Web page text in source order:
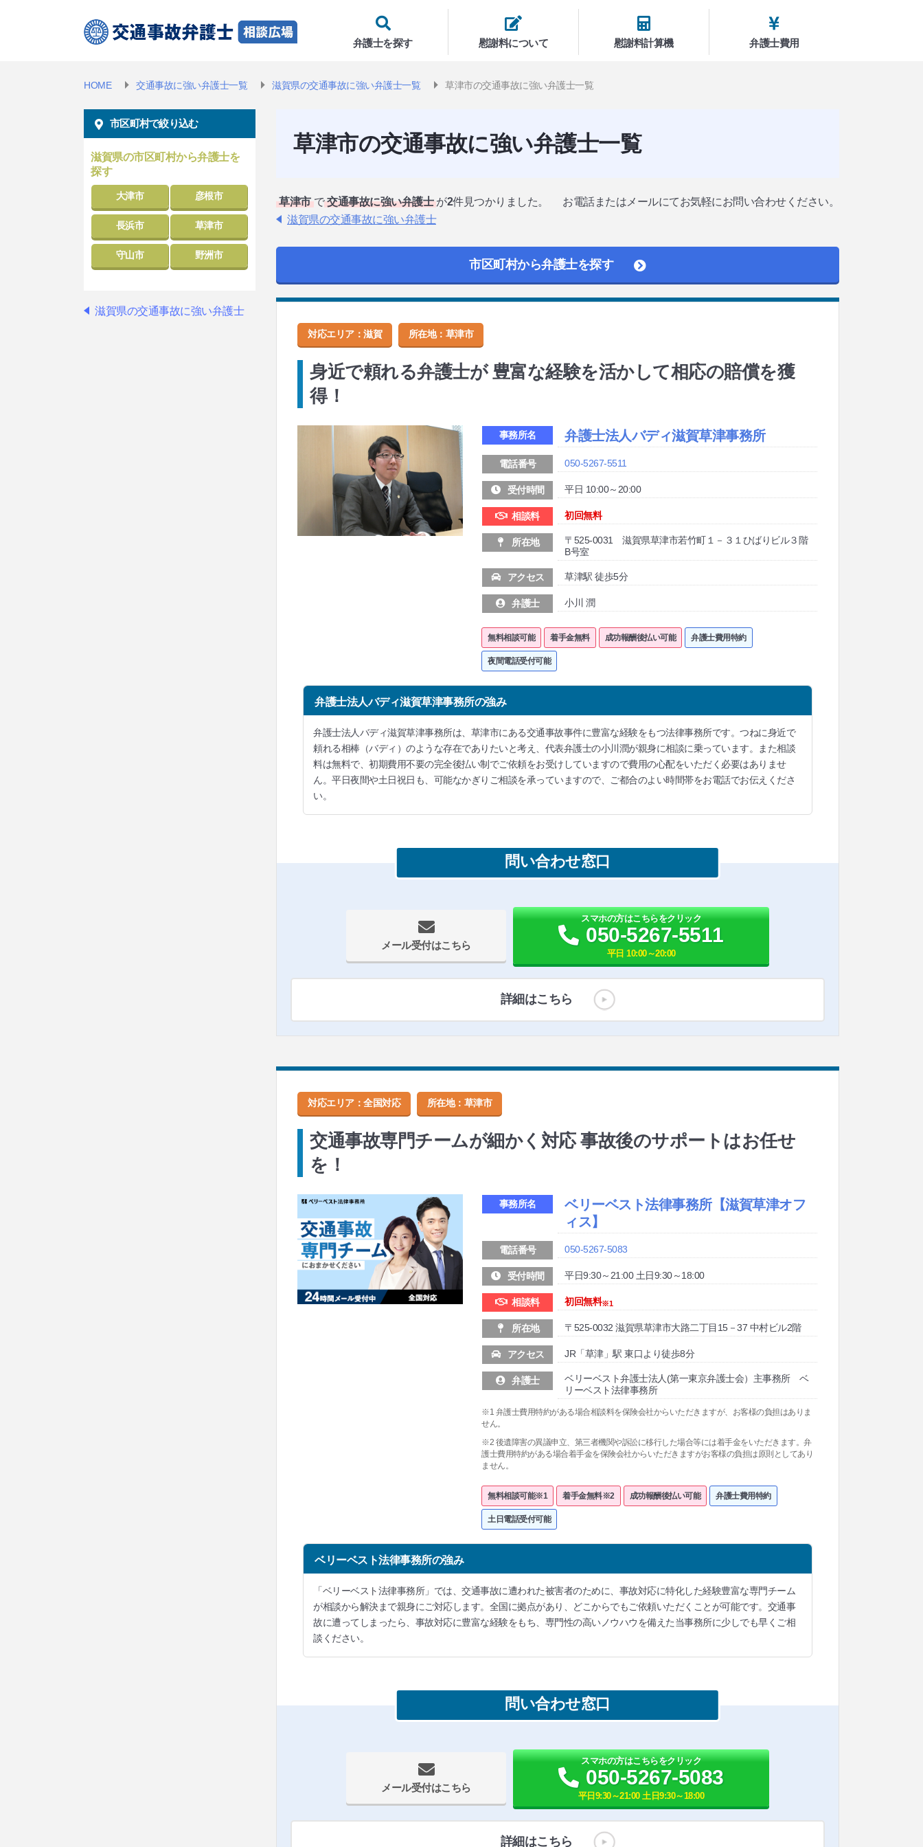
弁護士を探す 慰謝料について 慰謝料計算機 弁護士費用
HOME 交通事故に強い弁護士一覧 滋賀県の交通事故に強い弁護士一覧 草津市の交通事故に強い弁護士一覧
草津市の交通事故に強い弁護士一覧
草津市 で 交通事故に強い弁護士 が2件見つかりました。
お電話またはメールにてお気軽にお問い合わせください。
滋賀県の交通事故に強い弁護士
市区町村から弁護士を探す
対応エリア：滋賀 所在地： 草津市
身近で頼れる弁護士が 豊富な経験を活かして相応の賠償を獲
得！
事務所名 弁護士法人バディ滋賀草津事務所
電話番号 050-5267-5511
受付時間 平日 10:00～20:00
相談料 初回無料
所在地
〒525-0031 滋賀県草津市若竹町１－３１ひばりビル３階
B号室
アクセス 草津駅 徒歩5分
弁護士 小川 潤
無料相談可能 着手金無料 成功報酬後払い可能 弁護士費用特約
夜間電話受付可能
弁護士法人バディ滋賀草津事務所の強み
弁護士法人バディ滋賀草津事務所は、草津市にある交通事故事件に豊富な経験をもつ法律事務所です。つねに身近で
頼れる相棒（バディ）のような存在でありたいと考え、代表弁護士の小川潤が親身に相談に乗っています。また相談
料は無料で、初期費用不要の完全後払い制でご依頼をお受けしていますので費用の心配をいただく必要はありませ
ん。平日夜間や土日祝日も、可能なかぎりご相談を承っていますので、ご都合のよい時間帯をお電話でお伝えくださ
い。
問い合わせ窓口
メール受付はこちら
スマホの方はこちらをクリック
050-5267-5511
平日 10:00～20:00
詳細はこちら
対応エリア：全国対応 所在地： 草津市
交通事故専門チームが細かく対応 事故後のサポートはお任せ
を！
事務所名 ベリーベスト法律事務所【滋賀草津オフ
ィス】
電話番号 050-5267-5083
受付時間 平日9:30～21:00 土日9:30～18:00
相談料 初回無料※1
所在地 〒525-0032 滋賀県草津市大路二丁目15－37 中村ビル2階
アクセス JR「草津」駅 東口より徒歩8分
弁護士
ベリーベスト弁護士法人(第一東京弁護士会）主事務所 ベ
リーベスト法律事務所
※1 弁護士費用特約がある場合相談料を保険会社からいただきますが、お客様の負担はありま
せん。
※2 後遺障害の異議申立、第三者機関や訴訟に移行した場合等には着手金をいただきます。弁
護士費用特約がある場合着手金を保険会社からいただきますがお客様の負担は原則としてあり
ません。
無料相談可能※1 着手金無料※2 成功報酬後払い可能 弁護士費用特約
土日電話受付可能
ベリーベスト法律事務所の強み
「ベリーベスト法律事務所」では、交通事故に遭われた被害者のために、事故対応に特化した経験豊富な専門チーム
が相談から解決まで親身にご対応します。全国に拠点があり、どこからでもご依頼いただくことが可能です。交通事
故に遭ってしまったら、事故対応に豊富な経験をもち、専門性の高いノウハウを備えた当事務所に少しでも早くご相
談ください。
問い合わせ窓口
メール受付はこちら
スマホの方はこちらをクリック
050-5267-5083
平日9:30～21:00 土日9:30～18:00
詳細はこちら
市区町村で絞り込む
滋賀県の市区町村から弁護士を
探す
大津市 彦根市
長浜市 草津市
守山市 野洲市
滋賀県の交通事故に強い弁護士